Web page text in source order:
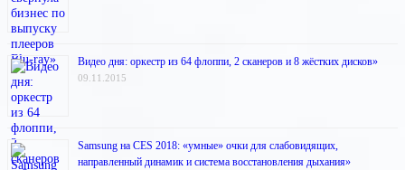
Видео дня: оркестр из 64 флоппи, 2 сканеров и 8 жёстких дисков»
09.11.2015
Samsung на CES 2018: «умные» очки для слабовидящих,
направленный динамик и система восстановления дыхания»